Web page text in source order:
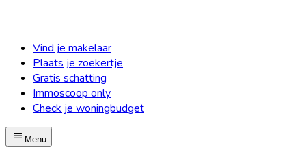
Vind je makelaar
Plaats je zoekertje
Gratis schatting
Immoscoop only
Check je woningbudget
Menu